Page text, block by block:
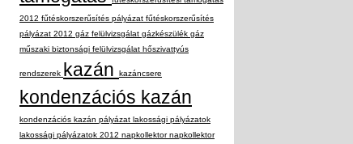
2012 fűtéskorszerűsítés pályázat fűtéskorszerűsítés
pályázat 2012 gáz felülvizsgálat gázkészülék gáz
műszaki biztonsági felülvizsgálat hőszivattyús
rendszerek kazán kazáncsere
kondenzációs kazán
kondenzációs kazán pályázat lakossági pályázatok
lakossági pályázatok 2012 napkollektornapkollektor